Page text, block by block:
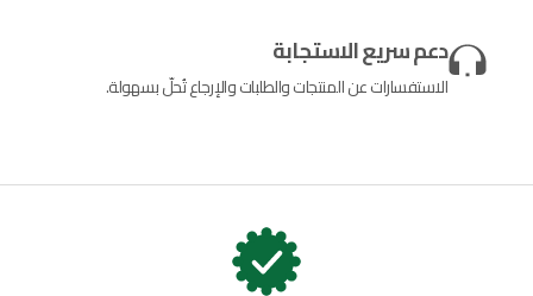
دعم سريع الاستجابة
الاستفسارات عن المنتجات والطلبات والإرجاع تُحلّ بسهولة.